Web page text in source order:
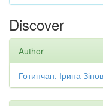
Discover
Author
Готинчан, Ірина